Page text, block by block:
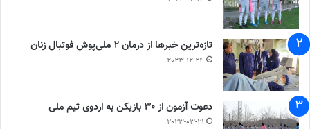
تازه‌ترین خبرها از درمان ۲ ملی‌پوش فوتبال زنان
2023-12-24
دعوت آزمون از 30 بازیکن به اردوی تیم ملی
2023-03-21